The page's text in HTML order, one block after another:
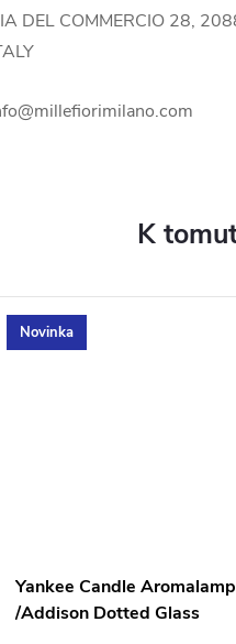
DEL COMMERCIO 28,
K
Novinka
Yankee Candle
/Addison Dotted Glass